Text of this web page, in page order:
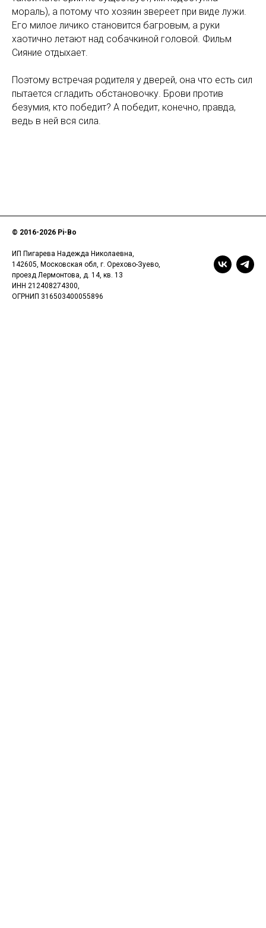
мораль), а потому что хозяин звереет при виде лужи.
Его милое личико становится багровым, а руки
хаотично летают над собачкиной головой. Фильм
Сияние отдыхает.
Поэтому встречая родителя у дверей, она что есть сил
пытается сгладить обстановочку. Брови против
безумия, кто победит? А победит, конечно, правда,
ведь в ней вся сила.
© 2016-2026 Pi-Bo
ИП Пигарева Надежда Николаевна,
142605, Московская обл, г. Орехово-Зуево,
проезд Лермонтова, д. 14, кв. 13
ИНН 212408274300,
ОГРНИП 316503400055896